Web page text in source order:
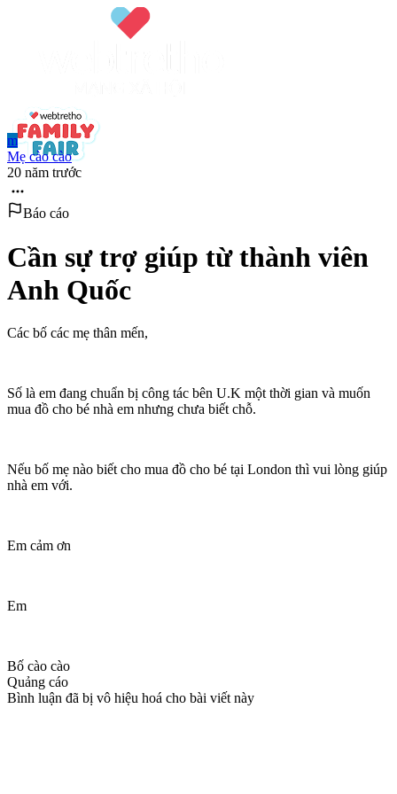
m
Mẹ cào cào
20 năm trước
Báo cáo
Cần sự trợ giúp từ thành viên
Anh Quốc
Các bố các mẹ thân mến,
Số là em đang chuẩn bị công tác bên U.K một thời gian và muốn
mua đồ cho bé nhà em nhưng chưa biết chỗ.
Nếu bố mẹ nào biết cho mua đồ cho bé tại London thì vui lòng giúp
nhà em với.
Em cảm ơn
Em
Bố cào cào
Quảng cáo
Bình luận đã bị vô hiệu hoá cho bài viết này